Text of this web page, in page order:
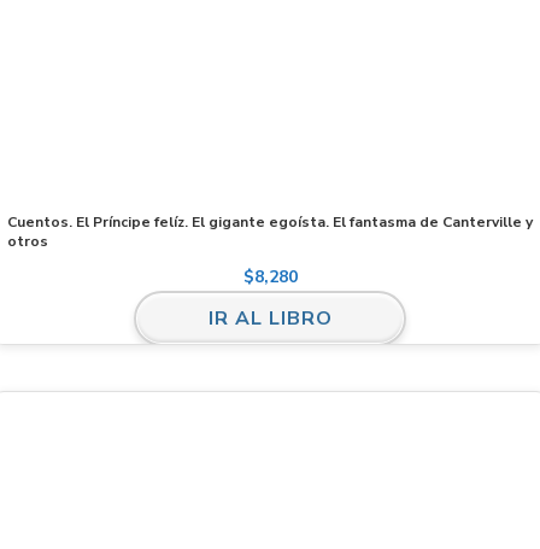
Cuentos. El Príncipe felíz. El gigante egoísta. El fantasma de Canterville y
otros
$8,280
IR AL LIBRO